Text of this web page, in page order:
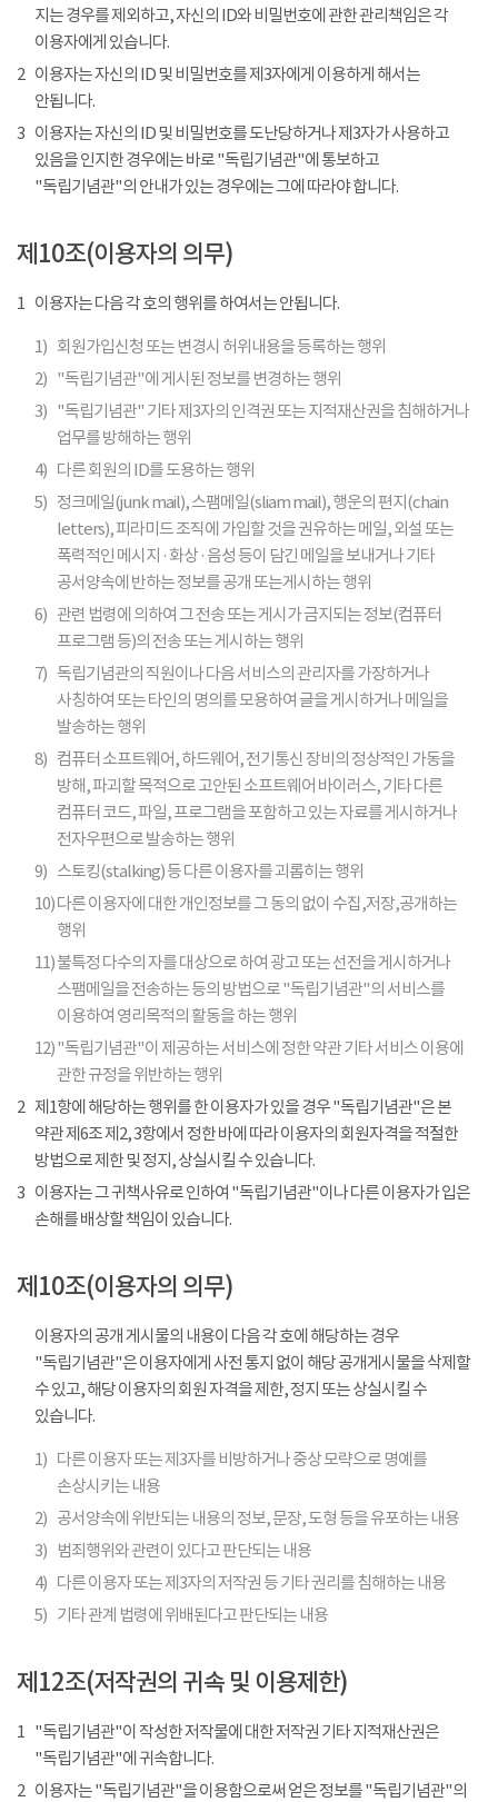
지는 경우를 제외하고, 자신의 ID와 비밀번호에 관한 관리책임은 각
이용자에게 있습니다.
2 이용자는 자신의 ID 및 비밀번호를 제3자에게 이용하게 해서는
안됩니다.
3 이용자는 자신의 ID 및 비밀번호를 도난당하거나 제3자가 사용하고
있음을 인지한 경우에는 바로 "독립기념관"에 통보하고
"독립기념관"의 안내가 있는 경우에는 그에 따라야 합니다.
제10조(이용자의 의무)
1 이용자는 다음 각 호의 행위를 하여서는 안됩니다.
1) 회원가입신청 또는 변경시 허위내용을 등록하는 행위
2) "독립기념관"에 게시된 정보를 변경하는 행위
3) "독립기념관" 기타 제3자의 인격권 또는 지적재산권을 침해하거나
업무를 방해하는 행위
4) 다른 회원의 ID를 도용하는 행위
5) 정크메일(junk mail), 스팸메일(sliam mail), 행운의 편지(chain
letters), 피라미드 조직에 가입할 것을 권유하는 메일, 외설 또는
폭력적인 메시지 · 화상 · 음성 등이 담긴 메일을 보내거나 기타
공서양속에 반하는 정보를 공개 또는게시하는 행위
6) 관련 법령에 의하여 그 전송 또는 게시가 금지되는 정보(컴퓨터
프로그램 등)의 전송 또는 게시하는 행위
7) 독립기념관의 직원이나 다음 서비스의 관리자를 가장하거나
사칭하여 또는 타인의 명의를 모용하여 글을 게시하거나 메일을
발송하는 행위
8) 컴퓨터 소프트웨어, 하드웨어, 전기통신 장비의 정상적인 가동을
방해, 파괴할 목적으로 고안된 소프트웨어 바이러스, 기타 다른
컴퓨터 코드, 파일, 프로그램을 포함하고 있는 자료를 게시하거나
전자우편으로 발송하는 행위
9) 스토킹(stalking) 등 다른 이용자를 괴롭히는 행위
10)다른 이용자에 대한 개인정보를 그 동의 없이 수집,저장,공개하는
행위
11)불특정 다수의 자를 대상으로 하여 광고 또는 선전을 게시하거나
스팸메일을 전송하는 등의 방법으로 "독립기념관"의 서비스를
이용하여 영리목적의 활동을 하는 행위
12)"독립기념관"이 제공하는 서비스에 정한 약관 기타 서비스 이용에
관한 규정을 위반하는 행위
2 제1항에 해당하는 행위를 한 이용자가 있을 경우 "독립기념관"은 본
약관 제6조 제2, 3항에서 정한 바에 따라 이용자의 회원자격을 적절한
방법으로 제한 및 정지, 상실시킬 수 있습니다.
3 이용자는 그 귀책사유로 인하여 "독립기념관"이나 다른 이용자가 입은
손해를 배상할 책임이 있습니다.
제10조(이용자의 의무)
이용자의 공개 게시물의 내용이 다음 각 호에 해당하는 경우
"독립기념관"은 이용자에게 사전 통지 없이 해당 공개게시물을 삭제할
수 있고, 해당 이용자의 회원 자격을 제한, 정지 또는 상실시킬 수
있습니다.
1) 다른 이용자 또는 제3자를 비방하거나 중상 모략으로 명예를
손상시키는 내용
2) 공서양속에 위반되는 내용의 정보, 문장, 도형 등을 유포하는 내용
3)
범죄행위와 관련이 있다고 판단되는 내용
4) 다른 이용자 또는 제3자의 저작권 등 기타 권리를 침해하는 내용
5) 기타 관계 법령에 위배된다고 판단되는 내용
제12조(저작권의 귀속 및 이용제한)
1 "독립기념관"이 작성한 저작물에 대한 저작권 기타 지적재산권은
"독립기념관"에 귀속합니다.
2 이용자는 "독립기념관"을 이용함으로써 얻은 정보를 "독립기념관"의